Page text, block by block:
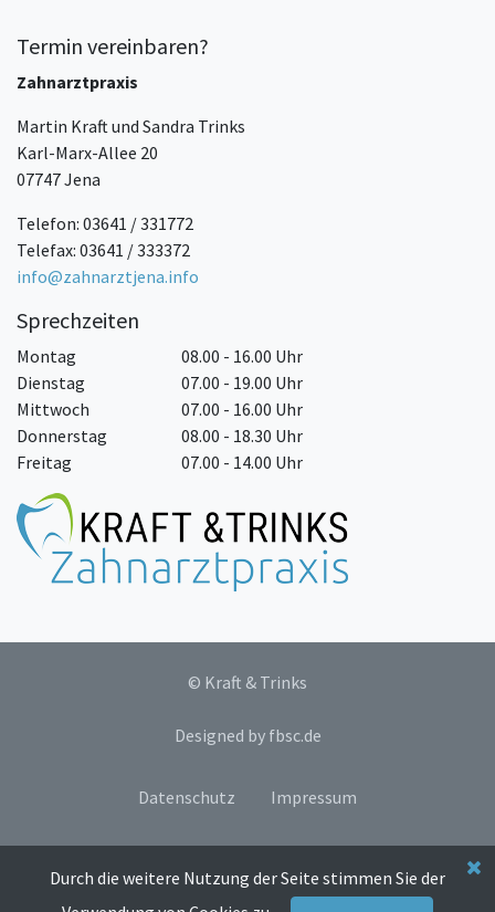
Termin vereinbaren?
Zahnarztpraxis
Martin Kraft und Sandra Trinks
Karl-Marx-Allee 20
07747 Jena
Telefon: 03641 / 331772
Telefax: 03641 / 333372
info@zahnarztjena.info
Sprechzeiten
Montag
08.00 - 16.00 Uhr
Dienstag
07.00 - 19.00 Uhr
Mittwoch
07.00 - 16.00 Uhr
Donnerstag
08.00 - 18.30 Uhr
Freitag
07.00 - 14.00 Uhr
© Kraft & Trinks
Designed by fbsc.de
Datenschutz Impressum
Durch die weitere Nutzung der Seite stimmen Sie der
Durch die weitere Nutzung der Seite stimmen Sie der